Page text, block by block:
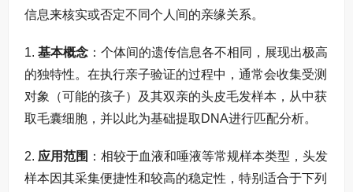
信息来核实或否定不同个人间的亲缘关系。
1. 基本概念 ：个体间的遗传信息各不相同，展现出极高
的独特性。在执行亲子验证的过程中，通常会收集受测
对象（可能的孩子）及其双亲的头皮毛发样本，从中获
取毛囊细胞，并以此为基础提取DNA进行匹配分析。
2. 应用范围 ：相较于血液和唾液等常规样本类型，头发
样本因其采集便捷性和较高的稳定性，特别适合于下列